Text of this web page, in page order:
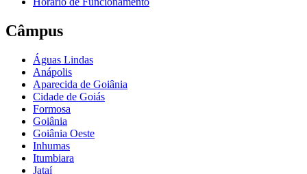
Câmpus
Águas Lindas
Anápolis
Aparecida de Goiânia
Cidade de Goiás
Formosa
Goiânia
Goiânia Oeste
Inhumas
Itumbiara
Jataí